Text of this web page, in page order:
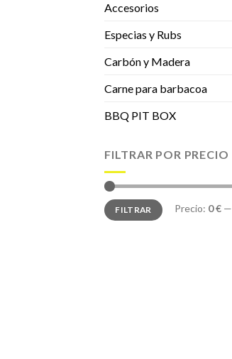
Accesorios
Especias y Rubs
Carbón y Madera
Carne para barbacoa
BBQ PIT BOX
FILTRAR POR PRECIO
Precio
mínimo
Precio
máximo
FILTRAR Precio: 0 € —